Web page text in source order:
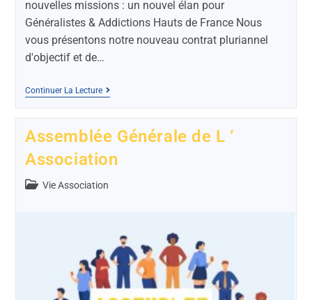
nouvelles missions : un nouvel élan pour
Généralistes & Addictions Hauts de France Nous
vous présentons notre nouveau contrat pluriannel
d'objectif et de…
Continuer La Lecture
Assemblée Générale de L ‘
Association
Vie Association